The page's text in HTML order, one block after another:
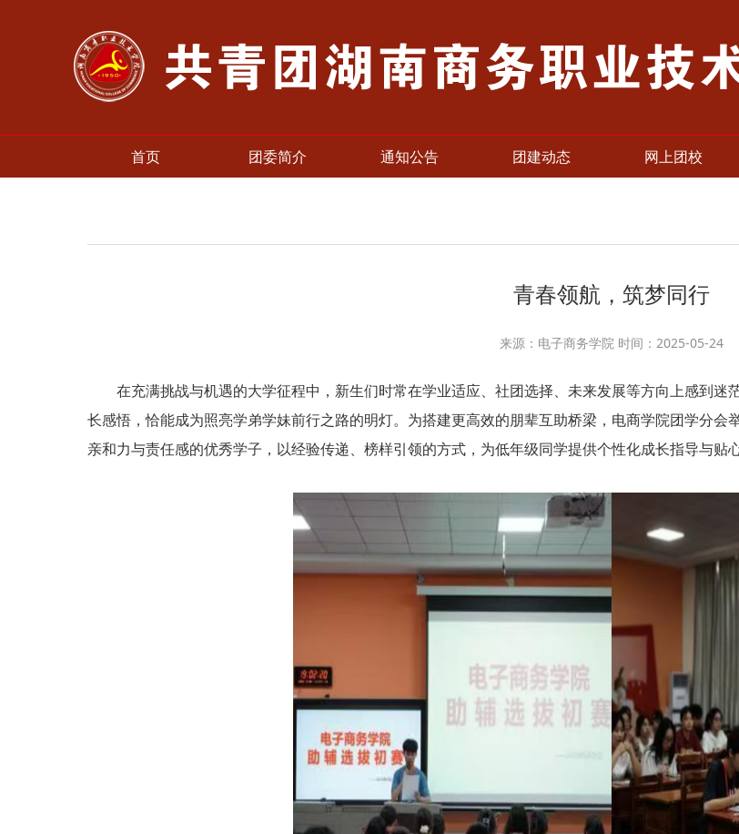
首页 团委简介 通知公告 团建动态 网上团校
青春领航，筑梦同行
来源：电子商务学院 时间：2025-05-24
在充满挑战与机遇的大学征程中，新生们时常在学业适应、社团选择、未来发展等方向上感到迷
长感悟，恰能成为照亮学弟学妹前行之路的明灯。为搭建更高效的朋辈互助桥梁，电商学院团学分会
亲和力与责任感的优秀学子，以经验传递、榜样引领的方式，为低年级同学提供个性化成长指导与贴心